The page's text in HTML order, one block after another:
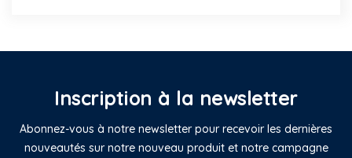
Inscription à la newsletter
Abonnez-vous à notre newsletter pour recevoir les dernières
nouveautés sur notre nouveau produit et notre campagne